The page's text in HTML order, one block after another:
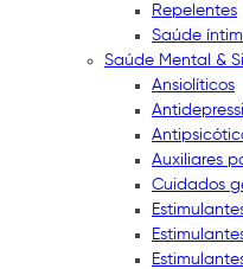
Repelentes
Saúde
Saúde Mental &
Ansiolíticos
Auxiliares
Cuidados